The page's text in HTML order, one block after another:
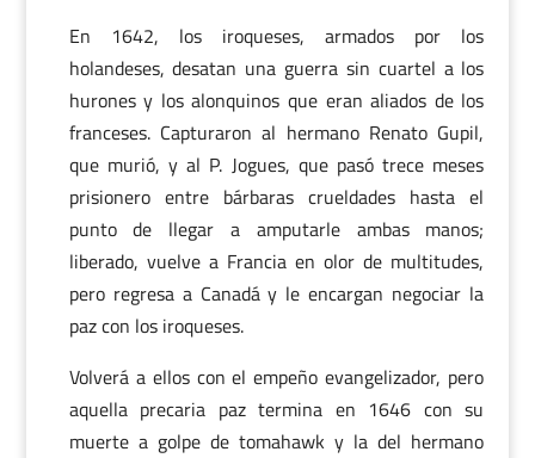
En 1642, los iroqueses, armados por los
holandeses, desatan una guerra sin cuartel a los
hurones y los alonquinos que eran aliados de los
franceses. Capturaron al hermano Renato Gupil,
que murió, y al P. Jogues, que pasó trece meses
prisionero entre bárbaras crueldades hasta el
punto de llegar a amputarle ambas manos;
liberado, vuelve a Francia en olor de multitudes,
pero regresa a Canadá y le encargan negociar la
paz con los iroqueses.
Volverá a ellos con el empeño evangelizador, pero
aquella precaria paz termina en 1646 con su
muerte a golpe de tomahawk y la del hermano